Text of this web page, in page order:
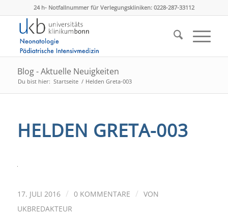
24 h- Notfallnummer für Verlegungskliniken: 0228-287-33112
Blog - Aktuelle Neuigkeiten
Du bist hier: Startseite / Helden Greta-003
HELDEN GRETA-003
17. JULI 2016 / 0 KOMMENTARE / VON
UKBREDAKTEUR